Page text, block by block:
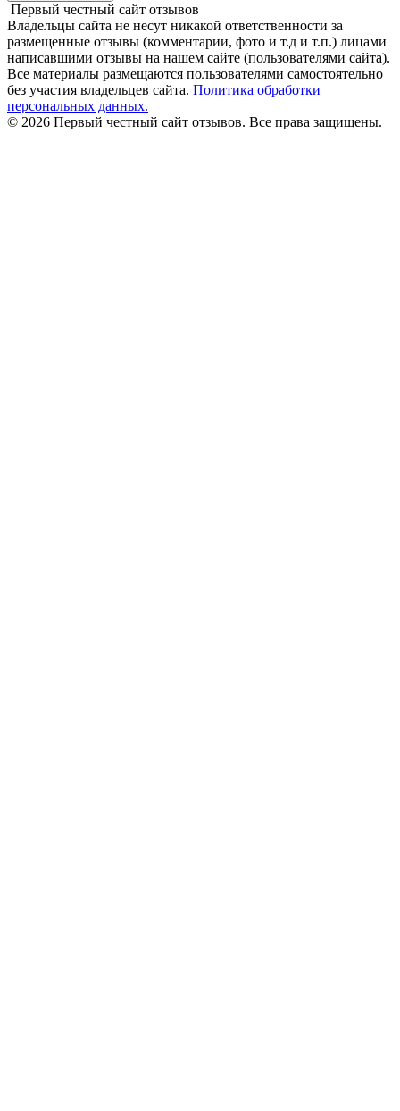
Первый честный сайт отзывов
Владельцы сайта не несут никакой ответственности за
размещенные отзывы (комментарии, фото и т.д и т.п.) лицами
написавшими отзывы на нашем сайте (пользователями сайта).
Все материалы размещаются пользователями самостоятельно
без участия владельцев сайта. Политика обработки
персональных данных.
© 2026 Первый честный сайт отзывов. Все права защищены.